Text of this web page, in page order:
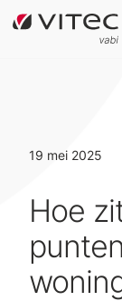
19 mei 2025
Hoe